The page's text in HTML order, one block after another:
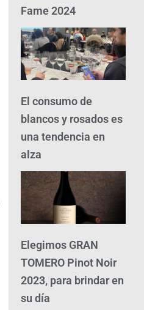
Fame 2024
El consumo de
blancos y rosados es
una tendencia en
alza
Elegimos GRAN
TOMERO Pinot Noir
2023, para brindar en
su día